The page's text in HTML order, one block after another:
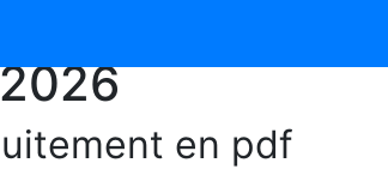
en pdf